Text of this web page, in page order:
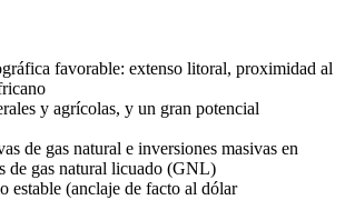
favorable: extenso litoral, proximidad al
y agrícolas, y un gran potencial
de gas natural e inversiones masivas en
de gas natural licuado (GNL)
estable (anclaje de facto al dólar